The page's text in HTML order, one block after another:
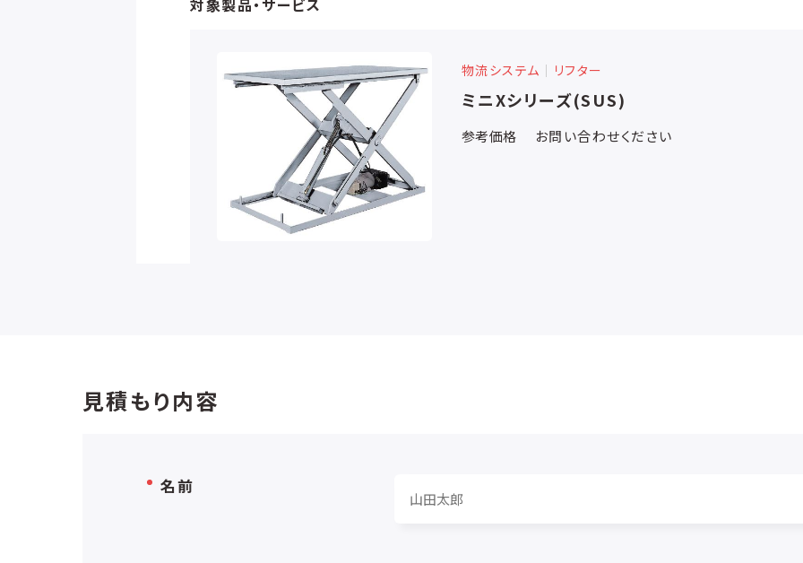
物流システム │ リフター
ミニXシリーズ(SUS)
参考価格 お問い合わせください
見積もり内容
名前